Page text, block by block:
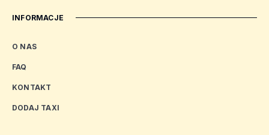
INFORMACJE
O NAS
FAQ
KONTAKT
DODAJ TAXI